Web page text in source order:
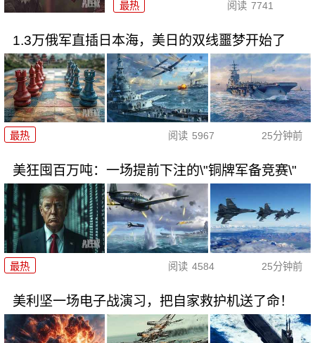
最热 阅读 7741
1.3万俄军直插日本海，美日的双线噩梦开始了
最热 阅读 5967 25分钟前
美狂囤百万吨：一场提前下注的\"铜牌军备竞赛\"
最热 阅读 4584 25分钟前
美利坚一场电子战演习，把自家救护机送了命！